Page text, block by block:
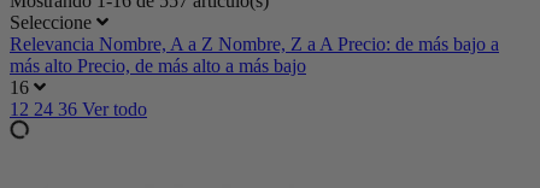
Seleccione
Relevancia Nombre, A a Z Nombre, Z a A Precio: de más bajo a
más alto Precio, de más alto a más bajo
16
12 24 36 Ver todo